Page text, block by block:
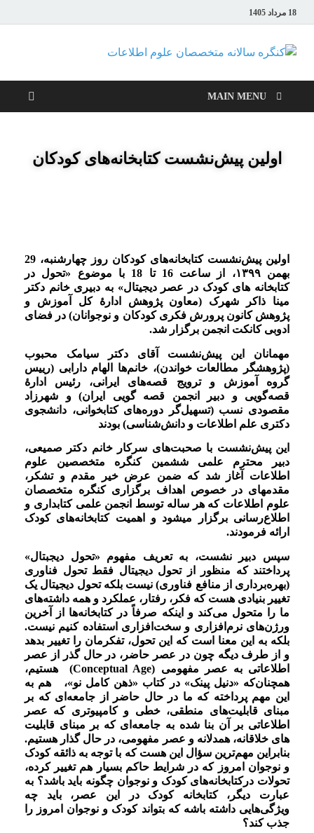
18 مرداد 1405
کنگره
سالانه
علوم
MAIN MENU
اولین پیش‌نشست کتابخانه‌های کودکان
اولین پیش‌نشست کتابخانه‌های کودکان روز چهارشنبه،‌ 29
بهمن ۱۳۹۹، از ساعت 16 تا 18 با موضوع «تحول در
کتابخانه های کودک در عصر دیجیتال» به دبیری خانم دکتر
مینا ذاکر شهرک (معاون پژوهش ادارۀ کل آموزش و
پژوهش کانون پرورش فکری کودکان و نوجوانان) در فضای
ادوبی کانکت انجمن برگزار شد.
مهمانان این پیش‌نشست آقای دکتر سیامک محبوب
(پژوهشگر مطالعات خواندن)، خانم‌ها الهام دارابی (رییس
گروه آموزش و ترویج قصه‌های ایرانی، رئیس ادارۀ
قصه‌گویی و دبیر انجمن قصه گویی ایران) و شهرزاد
مقصودی نسب (تسهیل‌گر دوره‌های کتابخوانی، دانشجوی
دکتری علم اطلاعات و دانش‌شناسی) بودند
این پیش‌نشست با صحبت‌های سرکارخانم دکتر صمیعی،
دبیر محترم علمی ششمین کنگره متخصصین علوم
اطلاعات آغاز شد که ضمن عرض خیر مقدم و تشکر،
مقدمه­ای در خصوص اهداف برگزاری کنگره متخصصان
علوم اطلاعات که هر ساله توسط انجمن علمی کتابداری و
اطلاع‌رسانی برگزار می­شود و اهمیت کتابخانه‌های کودک
ارائه فرمودند.
سپس دبیر نشست، به تعریف مفهوم «تحول دیجبتال»
پرداختند که منظور از تحول دیجیتال فقط تحول فناوری
(بهره‌برداری از منافع فناوری) نیست بلکه تحول دیجیتال یک
تغییر بنیادی هست که فکر، رفتار، عملکرد و همه داشته‌های
ما را متحول می‌کند و اینکه صرفاً در کتابخانه‌ها از آخرین
ورژن‌های نرم‌افزاری و سخت‌افزاری استفاده کنیم نیست.
بلکه به این معنا است که این تحول، تفکرمان را تغییر بدهد
و از طرف دیگه چون در عصر حاضر، در حال گذر از عصر
اطلاعاتی به عصر مفهومی (Conceptual Age) هستیم،
همچنان‌که «دنیل پینک» در کتاب «ذهن کامل نو»، هم به
این مهم پرداخته که ما در حال حاضر از جامعه‌ای که بر
مبنای قابلیت‌های منطقی، خطی و کامپیوتری که عصر
اطلاعاتی بر آن بنا شده به جامعه‌ای که بر مبنای قابلیت
های خلاقانه، همدلانه و عصر مفهومی، در حال گذار هستیم.
بنابراین مهم‌ترین سؤال این هست که با توجه به ذائقه کودک
و نوجوان امروز که در شرایط حاکم بسیار هم تغییر کرده،
تحولات درکتابخانه‌های کودک و نوجوان چگونه باید باشد؟ به
عبارت دیگر، کتابخانه کودک در این عصر، باید چه
ویژگی‌هایی داشته باشه که بتواند کودک و نوجوان امروز را
جذب کند؟